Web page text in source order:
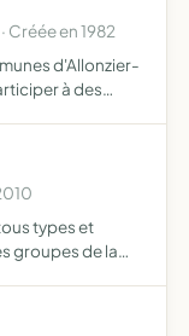
Créée en 1982
d'Allonzier-
à des
types et
groupes de la